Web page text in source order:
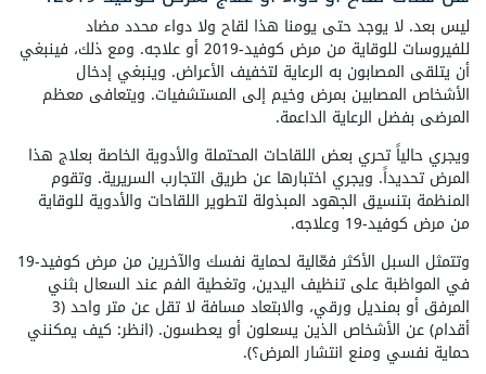
ليس بعد. لا يوجد حتى يومنا هذا لقاح ولا دواء محدد مضاد
للفيروسات للوقاية من مرض كوفيد-2019 أو علاجه. ومع ذلك، فينبغي
أن يتلقى المصابون به الرعاية لتخفيف الأعراض. وينبغي إدخال
الأشخاص المصابين بمرض وخيم إلى المستشفيات. ويتعافى معظم
المرضى بفضل الرعاية الداعمة.
ويجري حالياً تحري بعض اللقاحات المحتملة والأدوية الخاصة بعلاج هذا
المرض تحديداً. ويجري اختبارها عن طريق التجارب السريرية. وتقوم
المنظمة بتنسيق الجهود المبذولة لتطوير اللقاحات والأدوية للوقاية
من مرض كوفيد-19 وعلاجه.
وتتمثل السبل الأكثر فعّالية لحماية نفسك والآخرين من مرض كوفيد-19
في المواظبة على تنظيف اليدين، وتغطية الفم عند السعال بثني
المرفق أو بمنديل ورقي، والابتعاد مسافة لا تقل عن متر واحد (3
أقدام) عن الأشخاص الذين يسعلون أو يعطسون. (انظر: كيف يمكنني
حماية نفسي ومنع انتشار المرض؟).